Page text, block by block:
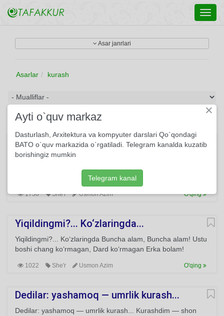
Asar janrlari
Asarlar kurash
Mayda tashvishlarda maydalandim men...
Mayda tashvishlarda maydalandim men — Ming taraf
Tilagim to‘zidi, toldi yuragim.
1756 She'r Usmon Azim O'qing
Yiqildingmi?... Ko‘zlaringda...
Yiqildingmi?... Ko‘zlaringda Buncha alam, Buncha alam! Ustu
boshi chang ko‘rmagan, Dard ko‘rmagan Erka bolam!
1022 She'r Usmon Azim O'qing
Dedilar: yashamoq — umrlik kurash...
Dedilar: yashamoq — umrlik kurash... Kurashdim — shon
×
Ayti o`quv markaz
Dasturlash, Arxitektura va kompyuter darslari Qo`qondagi
BATO o`quv markazida o`rgatiladi. Telegram kanalda kuzatib
borishingiz mumkin
Telegram kanal